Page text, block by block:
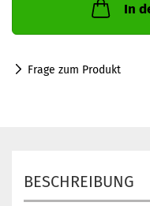
In
Frage zum Produkt
BESCHREIBUNG